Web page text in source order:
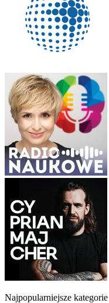
Najpopularniejsze kategorie